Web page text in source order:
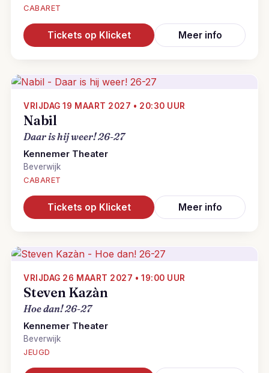
CABARET
Tickets op Klicket Meer info
VRIJDAG 19 MAART 2027 • 20:30 UUR
Nabil
Daar is hij weer! 26-27
Kennemer Theater
Beverwijk
CABARET
Tickets op Klicket Meer info
VRIJDAG 26 MAART 2027 • 19:00 UUR
Steven Kazàn
Hoe dan! 26-27
Kennemer Theater
Beverwijk
JEUGD